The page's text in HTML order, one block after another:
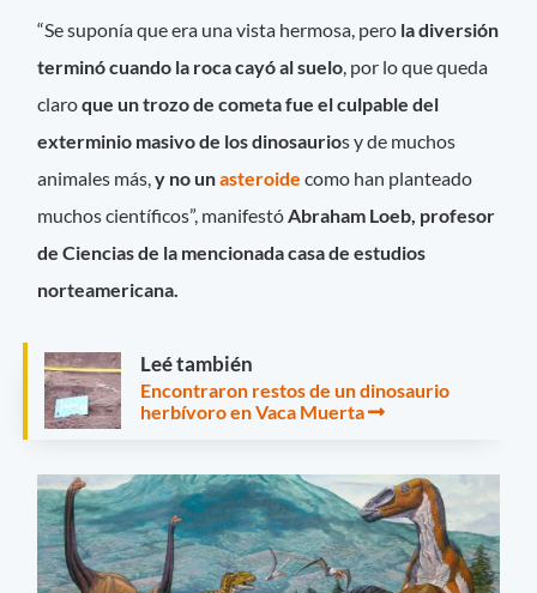
“Se suponía que era una vista hermosa, pero la diversión
terminó cuando la roca cayó al suelo, por lo que queda
claroque un trozo de cometa fue el culpable del
exterminio masivo de los dinosaurios y de muchos
animales más,y no unasteroide como han planteado
muchos científicos”, manifestóAbraham Loeb, profesor
de Ciencias de la mencionada casa de estudios
norteamericana.
Leé también
Encontraron restos de un dinosaurio
herbívoro en Vaca Muerta